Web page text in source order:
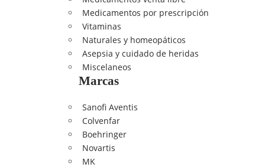
Medicamentos por prescripción
Vitaminas
Naturales y homeopáticos
Asepsia y cuidado de heridas
Miscelaneos
Marcas
Sanofi Aventis
Colvenfar
Boehringer
Novartis
MK